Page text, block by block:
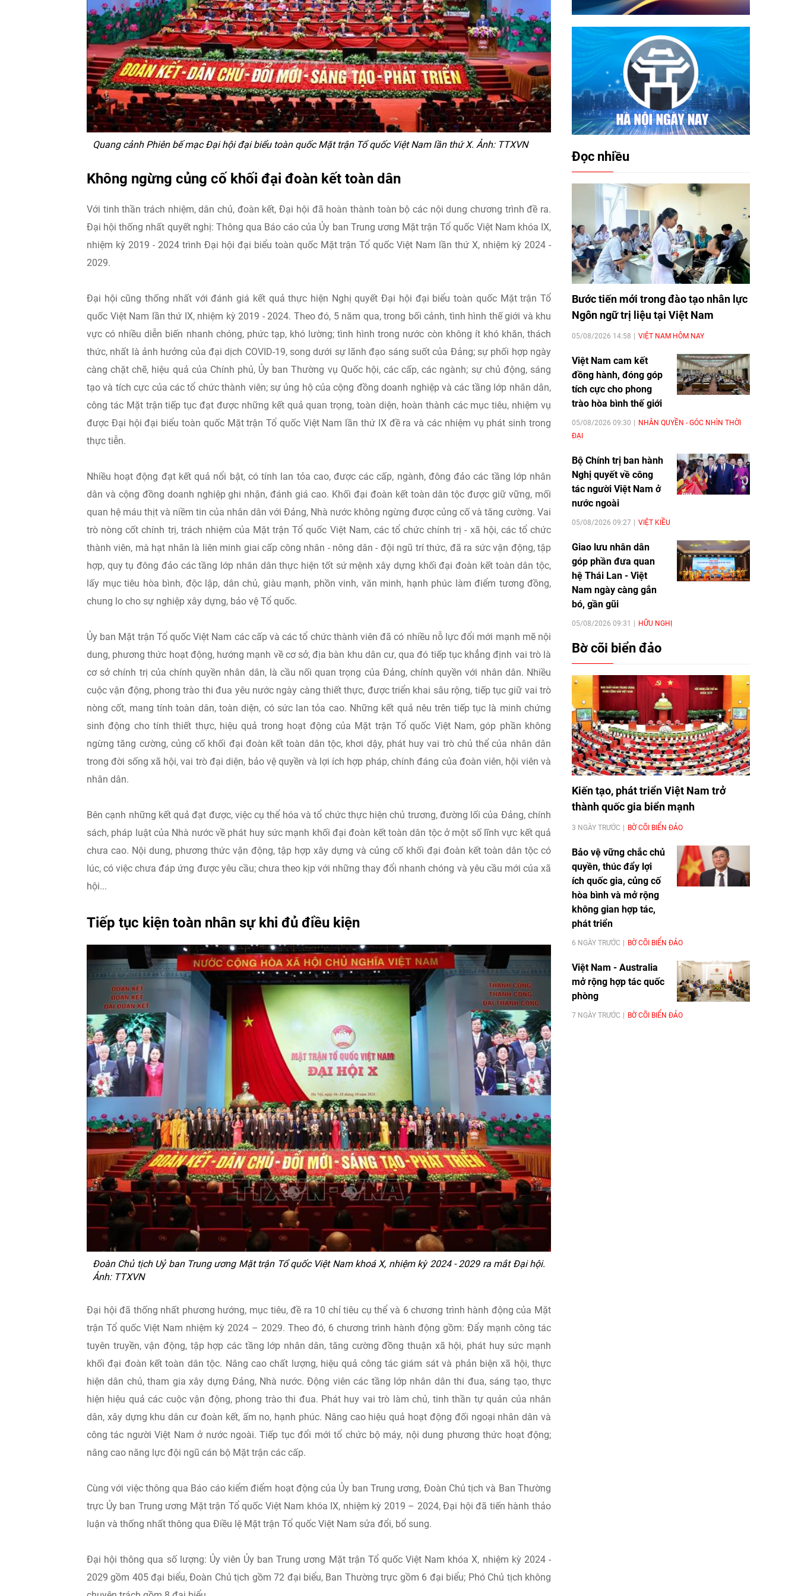
Quang cảnh Phiên bế mạc Đại hội đại biểu toàn quốc Mặt trận Tổ quốc Việt Nam lần thứ X. Ảnh: TTXVN
Không ngừng củng cố khối đại đoàn kết toàn dân
Với tinh thần trách nhiệm, dân chủ, đoàn kết, Đại hội đã hoàn thành toàn bộ các nội dung chương trình đề ra.
Đại hội thống nhất quyết nghị: Thông qua Báo cáo của Ủy ban Trung ương Mặt trận Tổ quốc Việt Nam khóa IX,
nhiệm kỳ 2019 - 2024 trình Đại hội đại biểu toàn quốc Mặt trận Tổ quốc Việt Nam lần thứ X, nhiệm kỳ 2024 -
2029.
Đại hội cũng thống nhất với đánh giá kết quả thực hiện Nghị quyết Đại hội đại biểu toàn quốc Mặt trận Tổ
quốc Việt Nam lần thứ IX, nhiệm kỳ 2019 - 2024. Theo đó, 5 năm qua, trong bối cảnh, tình hình thế giới và khu
vực có nhiều diễn biến nhanh chóng, phức tạp, khó lường; tình hình trong nước còn không ít khó khăn, thách
thức, nhất là ảnh hưởng của đại dịch COVID-19, song dưới sự lãnh đạo sáng suốt của Đảng; sự phối hợp ngày
càng chặt chẽ, hiệu quả của Chính phủ, Ủy ban Thường vụ Quốc hội, các cấp, các ngành; sự chủ động, sáng
tạo và tích cực của các tổ chức thành viên; sự ủng hộ của cộng đồng doanh nghiệp và các tầng lớp nhân dân,
công tác Mặt trận tiếp tục đạt được những kết quả quan trọng, toàn diện, hoàn thành các mục tiêu, nhiệm vụ
được Đại hội đại biểu toàn quốc Mặt trận Tổ quốc Việt Nam lần thứ IX đề ra và các nhiệm vụ phát sinh trong
thực tiễn.
Nhiều hoạt động đạt kết quả nổi bật, có tính lan tỏa cao, được các cấp, ngành, đông đảo các tầng lớp nhân
dân và cộng đồng doanh nghiệp ghi nhận, đánh giá cao. Khối đại đoàn kết toàn dân tộc được giữ vững, mối
quan hệ máu thịt và niềm tin của nhân dân với Đảng, Nhà nước không ngừng được củng cố và tăng cường. Vai
trò nòng cốt chính trị, trách nhiệm của Mặt trận Tổ quốc Việt Nam, các tổ chức chính trị - xã hội, các tổ chức
thành viên, mà hạt nhân là liên minh giai cấp công nhân - nông dân - đội ngũ trí thức, đã ra sức vận động, tập
hợp, quy tụ đông đảo các tầng lớp nhân dân thực hiện tốt sứ mệnh xây dựng khối đại đoàn kết toàn dân tộc,
lấy mục tiêu hòa bình, độc lập, dân chủ, giàu mạnh, phồn vinh, văn minh, hạnh phúc làm điểm tương đồng,
chung lo cho sự nghiệp xây dựng, bảo vệ Tổ quốc.
Ủy ban Mặt trận Tổ quốc Việt Nam các cấp và các tổ chức thành viên đã có nhiều nỗ lực đổi mới mạnh mẽ nội
dung, phương thức hoạt động, hướng mạnh về cơ sở, địa bàn khu dân cư, qua đó tiếp tục khẳng định vai trò là
cơ sở chính trị của chính quyền nhân dân, là cầu nối quan trọng của Đảng, chính quyền với nhân dân. Nhiều
cuộc vận động, phong trào thi đua yêu nước ngày càng thiết thực, được triển khai sâu rộng, tiếp tục giữ vai trò
nòng cốt, mang tính toàn dân, toàn diện, có sức lan tỏa cao. Những kết quả nêu trên tiếp tục là minh chứng
sinh động cho tính thiết thực, hiệu quả trong hoạt động của Mặt trận Tổ quốc Việt Nam, góp phần không
ngừng tăng cường, củng cố khối đại đoàn kết toàn dân tộc, khơi dậy, phát huy vai trò chủ thể của nhân dân
trong đời sống xã hội, vai trò đại diện, bảo vệ quyền và lợi ích hợp pháp, chính đáng của đoàn viên, hội viên và
nhân dân.
Bên cạnh những kết quả đạt được, việc cụ thể hóa và tổ chức thực hiện chủ trương, đường lối của Đảng, chính
sách, pháp luật của Nhà nước về phát huy sức mạnh khối đại đoàn kết toàn dân tộc ở một số lĩnh vực kết quả
chưa cao. Nội dung, phương thức vận động, tập hợp xây dựng và củng cố khối đại đoàn kết toàn dân tộc có
lúc, có việc chưa đáp ứng được yêu cầu; chưa theo kịp với những thay đổi nhanh chóng và yêu cầu mới của xã
hội...
Tiếp tục kiện toàn nhân sự khi đủ điều kiện
Đoàn Chủ tịch Uỷ ban Trung ương Mặt trận Tổ quốc Việt Nam khoá X, nhiệm kỳ 2024 - 2029 ra mắt Đại hội.
Ảnh: TTXVN
Đại hội đã thống nhất phương hướng, mục tiêu, đề ra 10 chỉ tiêu cụ thể và 6 chương trình hành động của Mặt
trận Tổ quốc Việt Nam nhiệm kỳ 2024 – 2029. Theo đó, 6 chương trình hành động gồm: Đẩy mạnh công tác
tuyên truyền, vận động, tập hợp các tầng lớp nhân dân, tăng cường đồng thuận xã hội, phát huy sức mạnh
khối đại đoàn kết toàn dân tộc. Nâng cao chất lượng, hiệu quả công tác giám sát và phản biện xã hội, thực
hiện dân chủ, tham gia xây dựng Đảng, Nhà nước. Động viên các tầng lớp nhân dân thi đua, sáng tạo, thực
hiện hiệu quả các cuộc vận động, phong trào thi đua. Phát huy vai trò làm chủ, tinh thần tự quản của nhân
dân, xây dựng khu dân cư đoàn kết, ấm no, hạnh phúc. Nâng cao hiệu quả hoạt động đối ngoại nhân dân và
công tác người Việt Nam ở nước ngoài. Tiếp tục đổi mới tổ chức bộ máy, nội dung phương thức hoạt động;
nâng cao năng lực đội ngũ cán bộ Mặt trận các cấp.
Cùng với việc thông qua Báo cáo kiểm điểm hoạt động của Ủy ban Trung ương, Đoàn Chủ tịch và Ban Thường
trực Ủy ban Trung ương Mặt trận Tổ quốc Việt Nam khóa IX, nhiệm kỳ 2019 – 2024, Đại hội đã tiến hành thảo
luận và thống nhất thông qua Điều lệ Mặt trận Tổ quốc Việt Nam sửa đổi, bổ sung.
Đại hội thông qua số lượng: Ủy viên Ủy ban Trung ương Mặt trận Tổ quốc Việt Nam khóa X, nhiệm kỳ 2024 -
2029 gồm 405 đại biểu, Đoàn Chủ tịch gồm 72 đại biểu, Ban Thường trực gồm 6 đại biểu; Phó Chủ tịch không
Đọc nhiều
Bước tiến mới trong đào tạo nhân lực
Ngôn ngữ trị liệu tại Việt Nam
05/08/2026 14:58 VIỆT NAM HÔM NAY
Việt Nam cam kết
đồng hành, đóng góp
tích cực cho phong
trào hòa bình thế giới
05/08/2026 09:30
NHÂN QUYỀN - GÓC NHÌN THỜI
ĐẠI
Bộ Chính trị ban hành
Nghị quyết về công
tác người Việt Nam ở
nước ngoài
05/08/2026 09:27 VIỆT KIỀU
Giao lưu nhân dân
góp phần đưa quan
hệ Thái Lan - Việt
Nam ngày càng gắn
bó, gần gũi
05/08/2026 09:31 HỮU NGHỊ
Bờ cõi biển đảo
Kiến tạo, phát triển Việt Nam trở
thành quốc gia biển mạnh
3 NGÀY TRƯỚC BỜ CÕI BIỂN ĐẢO
Bảo vệ vững chắc chủ
quyền, thúc đẩy lợi
ích quốc gia, củng cố
hòa bình và mở rộng
không gian hợp tác,
phát triển
6 NGÀY TRƯỚC BỜ CÕI BIỂN ĐẢO
Việt Nam - Australia
mở rộng hợp tác quốc
phòng
7 NGÀY TRƯỚC BỜ CÕI BIỂN ĐẢO